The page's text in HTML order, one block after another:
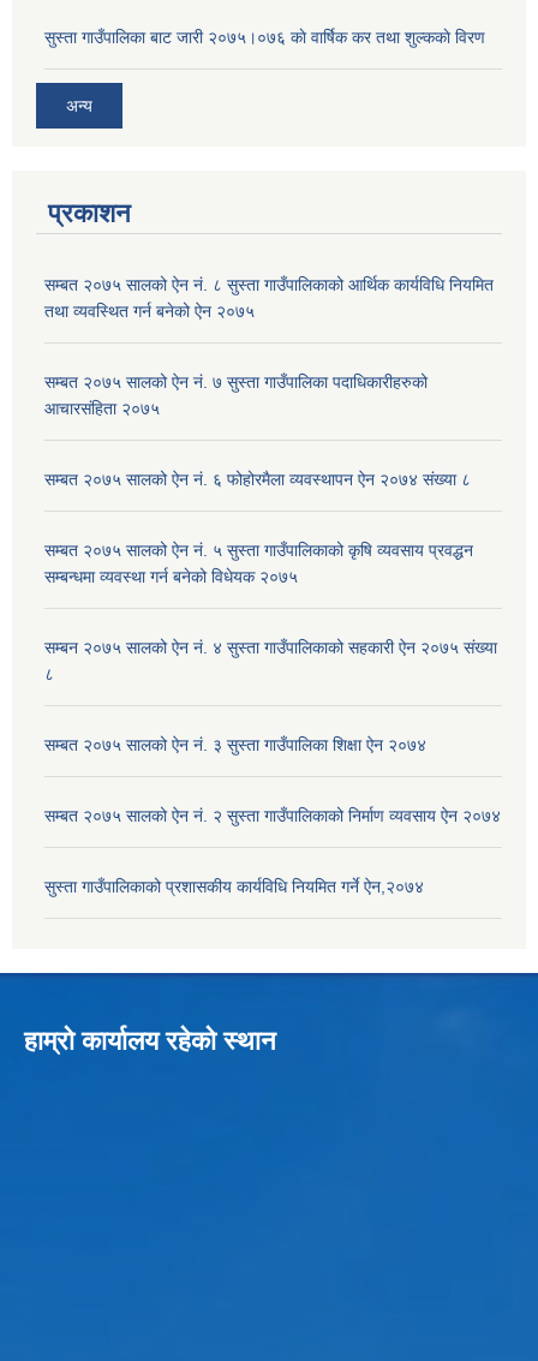
सुस्ता गाउँपालिका बाट जारी २०७५।०७६ काे वार्षिक कर तथा शुल्ककाे विरण
अन्य
प्रकाशन
सम्बत २०७५ सालको ऐन नं. ८ सुस्ता गाउँपालिकाको आर्थिक कार्यविधि नियमित
तथा व्यवस्थित गर्न बनेको ऐन २०७५
सम्बत २०७५ सालको ऐन नं. ७ सुस्ता गाउँपालिका पदाधिकारीहरुको
आचारसंहिता २०७५
सम्बत २०७५ सालको ऐन नं. ६ फोहोरमैला व्यवस्थापन ऐन २०७४ संख्या ८
सम्बत २०७५ सालको ऐन नं. ५ सुस्ता गाउँपालिकाको कृषि व्यवसाय प्रवद्धन
सम्बन्धमा व्यवस्था गर्न बनेको विधेयक २०७५
सम्बन २०७५ सालको ऐन नं. ४ सुस्ता गाउँपालिकाको सहकारी ऐन २०७५ संख्या
८
सम्बत २०७५ सालको ऐन नं. ३ सुस्ता गाउँपालिका शिक्षा ऐन २०७४
सम्बत २०७५ सालको ऐन नं. २ सुस्ता गाउँपालिकाको निर्माण व्यवसाय ऐन २०७४
सुस्ता गाउँपालिकाको प्रशासकीय कार्यविधि नियमित गर्ने ऐन,२०७४
हाम्रो कार्यालय रहेको स्थान